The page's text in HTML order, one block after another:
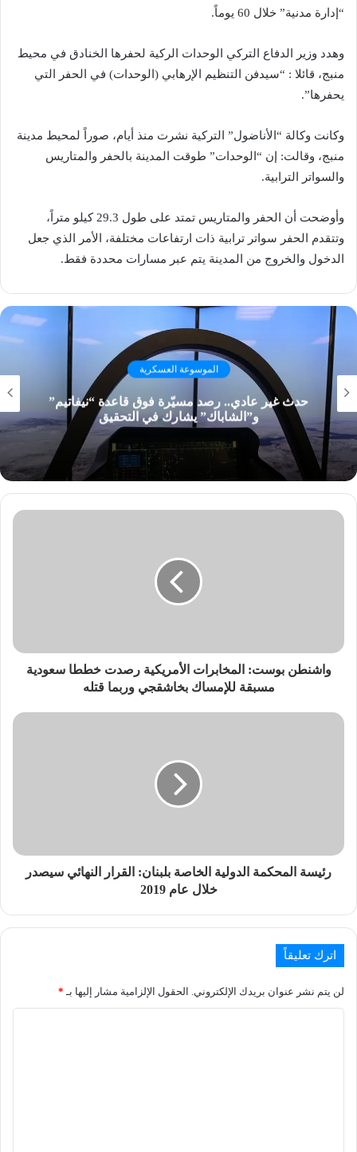
“إدارة مدنية” خلال 60 يوماً.
وهدد وزير الدفاع التركي الوحدات الركية لحفرها الخنادق في محيط
منبج، قائلا : “سيدفن التنظيم الإرهابي (الوحدات) في الحفر التي
يحفرها”.
وكانت وكالة “الأناضول” التركية نشرت منذ أيام، صوراً لمحيط مدينة
منبج، وقالت: إن “الوحدات” طوقت المدينة بالحفر والمتاريس
والسواتر الترابية.
وأوضحت أن الحفر والمتاريس تمتد على طول 29.3 كيلو متراً،
وتتقدم الحفر سواتر ترابية ذات ارتفاعات مختلفة، الأمر الذي جعل
الدخول والخروج من المدينة يتم عبر مسارات محددة فقط.
الموسوعة العسكرية
حدث غير عادي.. رصد مسيّرة فوق قاعدة “نيفاتيم”
و”الشاباك” يشارك في التحقيق
واشنطن بوست: المخابرات الأمريكية رصدت خططا سعودية
مسبقة للإمساك بخاشقجي وربما قتله
رئيسة المحكمة الدولية الخاصة بلبنان: القرار النهائي سيصدر
خلال عام 2019
اترك تعليقاً
لن يتم نشر عنوان بريدك الإلكتروني. الحقول الإلزامية مشار إليها بـ *